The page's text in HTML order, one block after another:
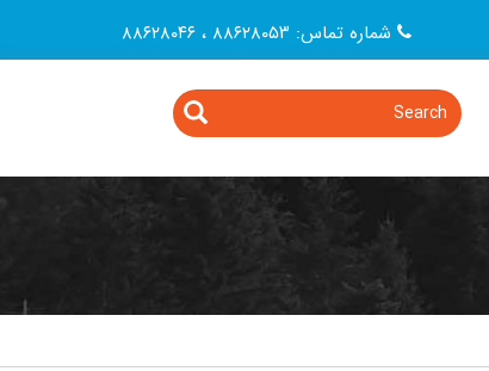
شماره تماس: ۸۸۶۲۸۰۵۳ ، ۸۸۶۲۸۰۴۶
Search
Search